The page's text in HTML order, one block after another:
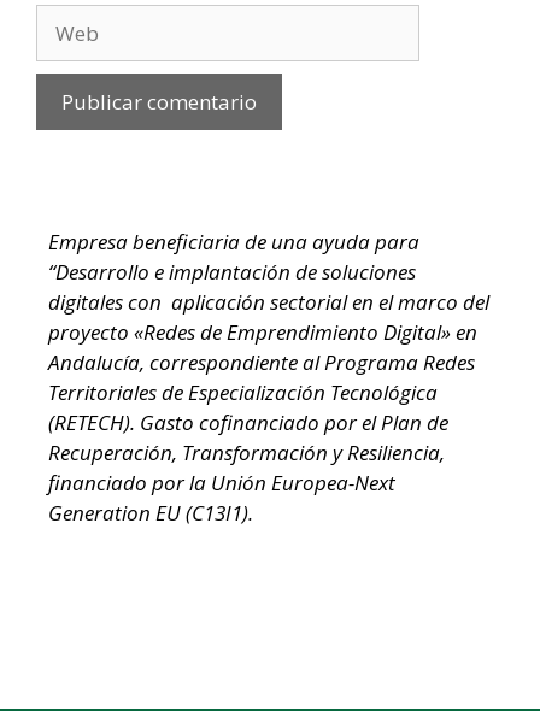
Empresa beneficiaria de una ayuda para
“Desarrollo e implantación de soluciones
digitales con aplicación sectorial en el marco del
proyecto «Redes de Emprendimiento Digital» en
Andalucía, correspondiente al Programa Redes
Territoriales de Especialización Tecnológica
(RETECH). Gasto cofinanciado por el Plan de
Recuperación, Transformación y Resiliencia,
financiado por la Unión Europea-Next
Generation EU (C13I1).